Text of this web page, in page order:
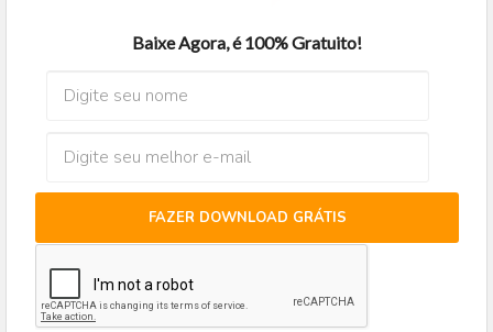
Baixe Agora, é 100% Gratuito!
FAZER DOWNLOAD GRÁTIS